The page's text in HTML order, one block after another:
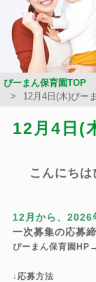
ぴーまん保育園TOP
12月4日(木)ぴー
12月4日(
こんにちは
12月から、2026
一次募集の応募
ぴーまん保育園HP →
↓応募方法